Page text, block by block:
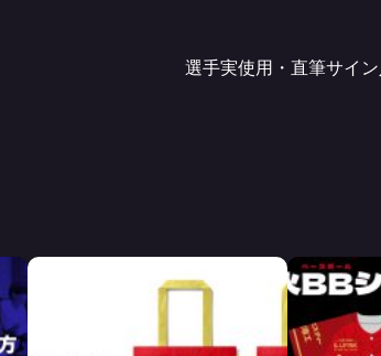
選手実使用・直筆サイ